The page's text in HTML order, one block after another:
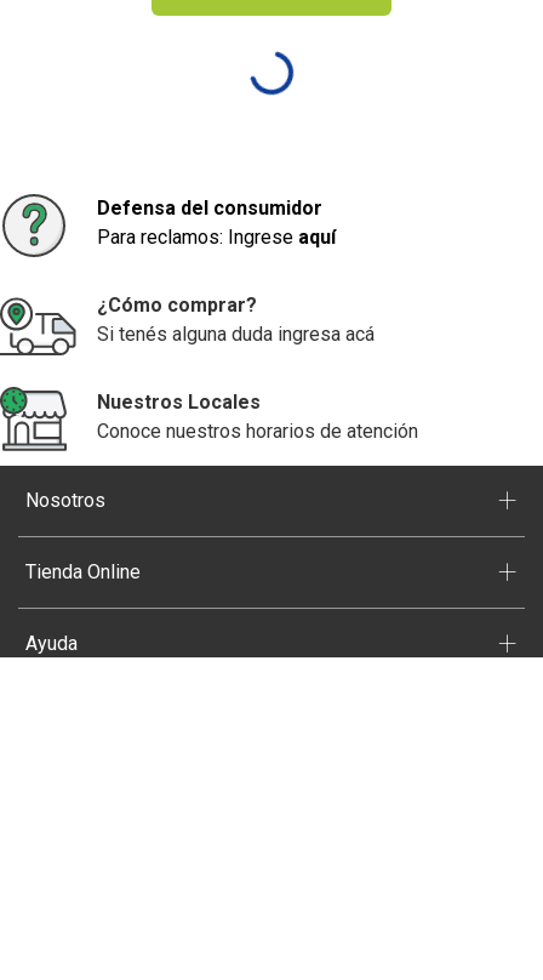
Defensa del consumidor
Para reclamos: Ingrese aquí
¿Cómo comprar?
Si tenés alguna duda ingresa acá
Nuestros Locales
Conoce nuestros horarios de atención
Nosotros +
Tienda Online +
Ayuda +